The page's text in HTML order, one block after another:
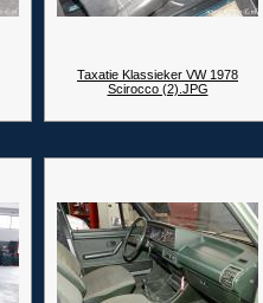
Taxatie Klassieker VW 1978
Scirocco (2).JPG